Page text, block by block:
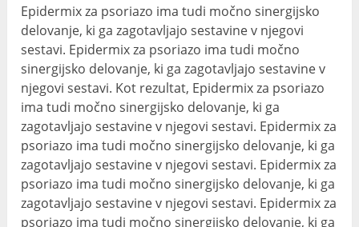
Epidermix za psoriazo ima tudi močno sinergijsko
delovanje, ki ga zagotavljajo sestavine v njegovi
sestavi. Epidermix za psoriazo ima tudi močno
sinergijsko delovanje, ki ga zagotavljajo sestavine v
njegovi sestavi. Kot rezultat, Epidermix za psoriazo
ima tudi močno sinergijsko delovanje, ki ga
zagotavljajo sestavine v njegovi sestavi. Epidermix za
psoriazo ima tudi močno sinergijsko delovanje, ki ga
zagotavljajo sestavine v njegovi sestavi. Epidermix za
psoriazo ima tudi močno sinergijsko delovanje, ki ga
zagotavljajo sestavine v njegovi sestavi. Epidermix za
psoriazo ima tudi močno sinergijsko delovanje, ki ga